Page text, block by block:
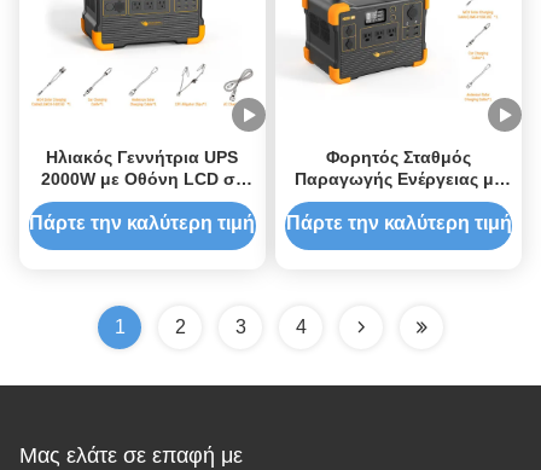
Ηλιακός Γεννήτρια UPS
2000W με Οθόνη LCD σε
Πραγματικό Χρόνο,
Πολλαπλές Πηγές Εισόδου
Πάρτε την καλύτερη τιμή
Φορητός Σταθμός
Παραγωγής Ενέργειας με
3500 κύκλους
επαναφόρτισης μπαταρίας
Πάρτε την καλύτερη τιμή
1 2 3 4
Μας ελάτε σε επαφή με